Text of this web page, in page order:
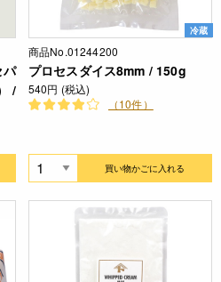
パ
/
冷蔵
商品No.01244200
プロセスダイス8mm / 150g
540円 (税込)
（10件）
買い物かごに入れる